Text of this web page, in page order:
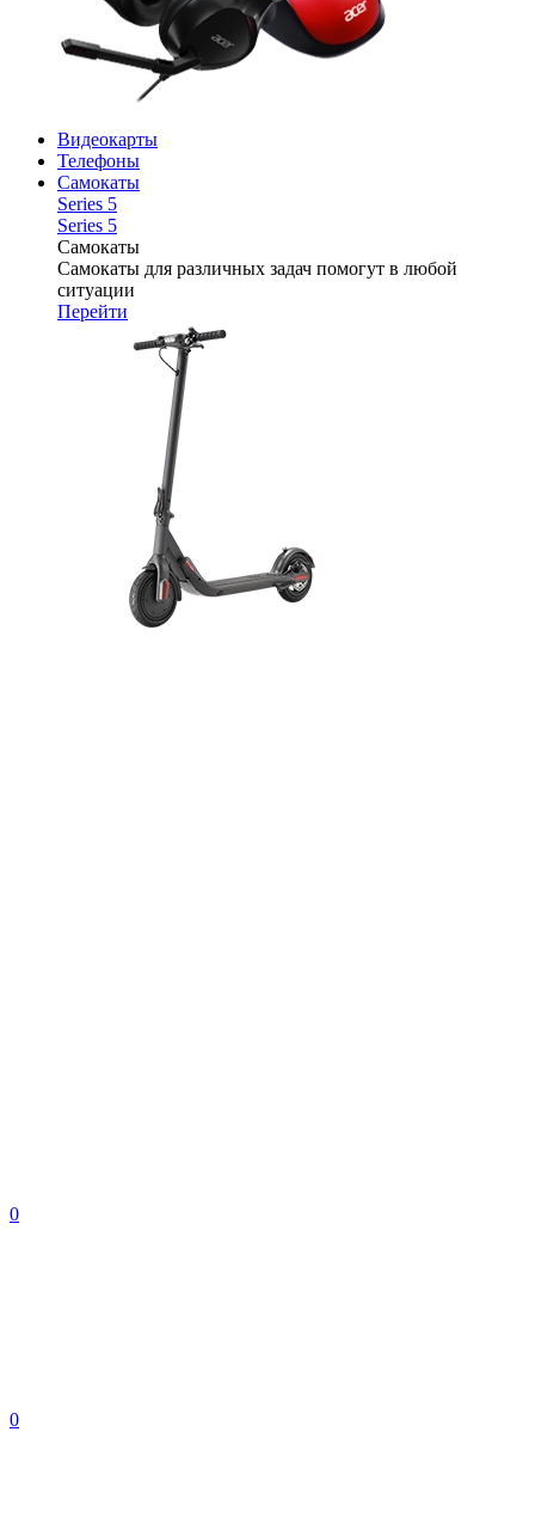
Видеокарты
Телефоны
Самокаты
Series 5
Series 5
Самокаты
Самокаты для различных задач помогут в любой
ситуации
Перейти
0
0